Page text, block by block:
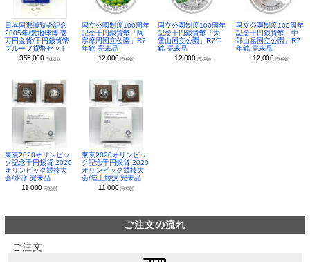
日本国際博覧会記念
2005年/愛地球博 壱
万円金貨/千円銀貨幣
プルーフ貨幣セット
355,000 円(税別)
国立公園制度100周年
記念千円銀貨幣「阿
寒摩周国立公園」R7
年銘 完未品
12,000 円(税別)
国立公園制度100周年
記念千円銀貨幣「大
雪山国立公園」R7年
銘 完未品
12,000 円(税別)
国立公園制度100周年
記念千円銀貨幣「中
部山岳国立公園」R7
年銘 完未品
12,000 円(税別)
東京2020オリンピッ
ク記念千円銀貨 2020
オリンピック競技大
会/水泳 完未品
11,000円(税別)
東京2020オリンピッ
ク記念千円銀貨 2020
オリンピック競技大
会/陸上競技 完未品
11,000 円(税別)
ご注文の流れ
ご注文